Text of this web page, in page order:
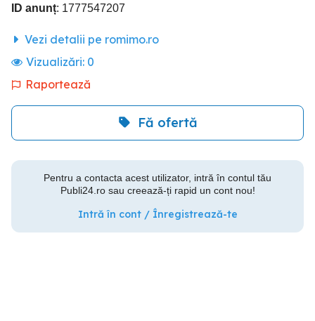
ID anunț: 1777547207
Vezi detalii pe romimo.ro
Vizualizări: 0
Raportează
Fă ofertă
Pentru a contacta acest utilizator, intră în contul tău
Publi24.ro sau creează-ți rapid un cont nou!
Intră în cont / Înregistrează-te